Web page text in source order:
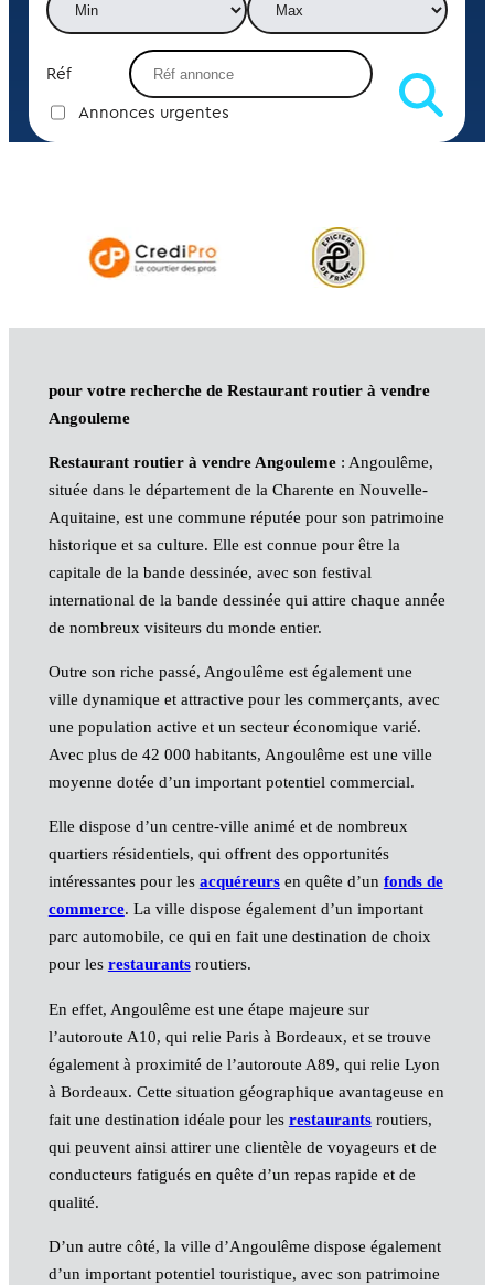
Réf
Annonces urgentes
pour votre recherche de Restaurant routier à vendre
Angouleme
Restaurant routier à vendre Angouleme: Angoulême,
située dans le département de la Charente en Nouvelle-
Aquitaine, est une commune réputée pour son patrimoine
historique et sa culture. Elle est connue pour être la
capitale de la bande dessinée, avec son festival
international de la bande dessinée qui attire chaque année
de nombreux visiteurs du monde entier.
Outre son riche passé, Angoulême est également une
ville dynamique et attractive pour les commerçants, avec
une population active et un secteur économique varié.
Avec plus de 42 000 habitants, Angoulême est une ville
moyenne dotée d’un important potentiel commercial.
Elle dispose d’un centre-ville animé et de nombreux
quartiers résidentiels, qui offrent des opportunités
intéressantes pour les acquéreursen quête d’un fonds de
commerce. La ville dispose également d’un important
parc automobile, ce qui en fait une destination de choix
pour les restaurantsroutiers.
En effet, Angoulême est une étape majeure sur
l’autoroute A10, qui relie Paris à Bordeaux, et se trouve
également à proximité de l’autoroute A89, qui relie Lyon
à Bordeaux. Cette situation géographique avantageuse en
fait une destination idéale pour les restaurantsroutiers,
qui peuvent ainsi attirer une clientèle de voyageurs et de
conducteurs fatigués en quête d’un repas rapide et de
qualité.
D’un autre côté, la ville d’Angoulême dispose également
d’un important potentiel touristique, avec son patrimoine